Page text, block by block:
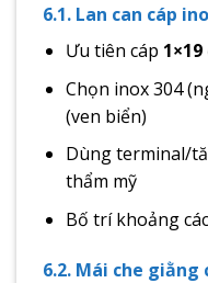
6.1. Lan can cáp
Ưu tiên cáp 1×19
Chọn inox 304
(ven biển)
Dùng terminal/
thẩm mỹ
Bố trí khoảng
6.2. Mái che giằng